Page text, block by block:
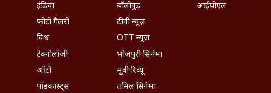
इंडिया
फोटो गैलरी
विश्व
टेक्नोलॉजी
ऑटो
पॉडकास्ट्स
बॉलीवुड
टीवी न्यूज़
OTT न्यूज़
भोजपुरी सिनेमा
मूवी रिव्यू
तमिल सिनेमा
आईपीएल